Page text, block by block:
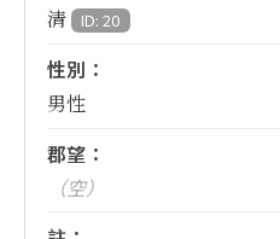
清 ID: 20
性別：
男性
郡望：
（空）